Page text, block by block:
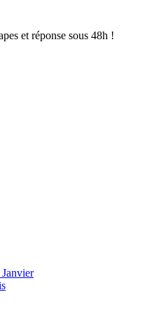
et réponse sous 48h !